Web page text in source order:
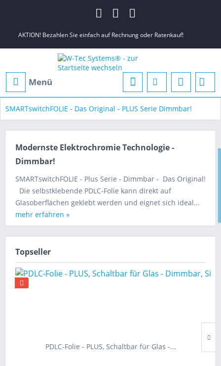
AKTION! Bezahlen Sie einfach auf Rechnung oder Ratenkauf!
Menü
SMARTswitchFOLIE - Das Original - PLUS Serie Dimmbar!
Modernste Elektrochromie Technologie -
Dimmbar!
SMARTswitchFOLIE - Plus Serie - Dimmbar - Das Original!
Die selbstklebende PDLC-Folie kann direkt auf
Glasoberflächen geklebt werden und eignet sich ideal...
mehr erfahren »
Topseller
PDLC-Folie - PLUS, Schaltbar für Glas -...